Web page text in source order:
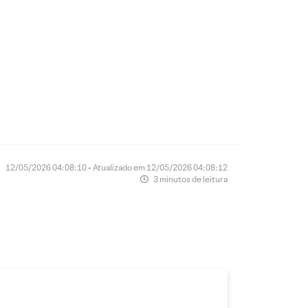
12/05/2026 04:08:10 • Atualizado em 12/05/2026 04:08:12
3 minutos de leitura